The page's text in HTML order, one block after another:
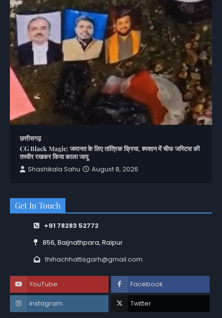
छत्तीसगढ़
CG Black Magic: जमानत के लिए तांत्रिक क्रिया, श्मशान में चीफ जस्टिस की
तस्वीर रखकर किया काला जादू
Shashikala Sahu
August 8, 2026
Get In Touch
+91 78283 52772
856, Baijnathpara, Raipur
thihachhattisgarh@gmail.com
YouTube Facebook
Instagram Twitter